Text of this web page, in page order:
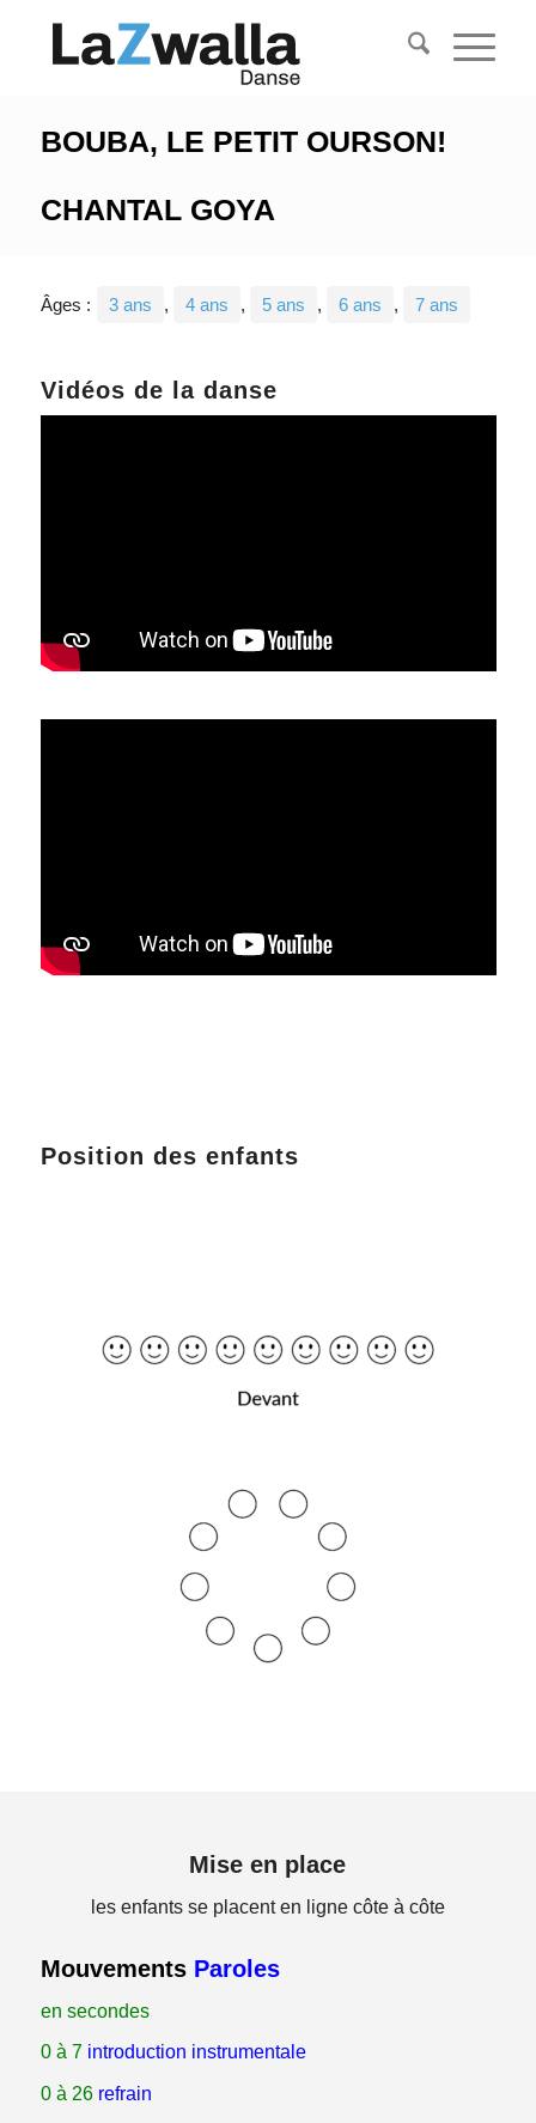
BOUBA, LE PETIT OURSON!
CHANTAL GOYA
Âges : 3 ans , 4 ans , 5 ans , 6 ans , 7 ans
Vidéos de la danse
Position des enfants
Mise en place
les enfants se placent en ligne côte à côte
Mouvements Paroles
en secondes
0 à 7 introduction instrumentale
0 à 26refrain